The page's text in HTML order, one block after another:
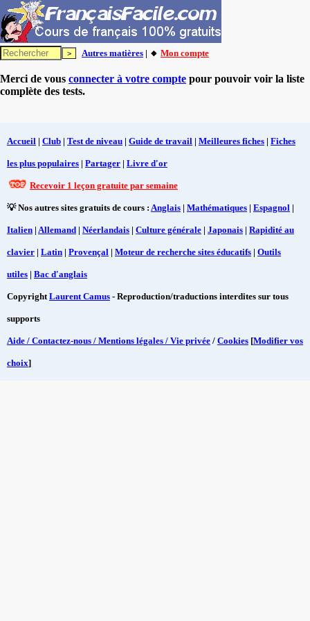
Autres matières | 🔸 Mon compte
Merci de vous connecter à votre compte pour pouvoir voir la liste
complète des tests.
Accueil | Club | Test de niveau | Guide de travail | Meilleures fiches | Fiches
les plus populaires | Partager | Livre d'or
Recevoir 1 leçon gratuite par semaine
💡 Nos autres sites gratuits de cours : Anglais | Mathématiques | Espagnol |
Italien | Allemand | Néerlandais | Culture générale | Japonais | Rapidité au
clavier | Latin | Provençal | Moteur de recherche sites éducatifs | Outils
utiles | Bac d'anglais
CopyrightLaurent Camus - Reproduction/traductions interdites sur tous
supports
Aide / Contactez-nous / Mentions légales / Vie privée / Cookies [Modifier vos
choix]